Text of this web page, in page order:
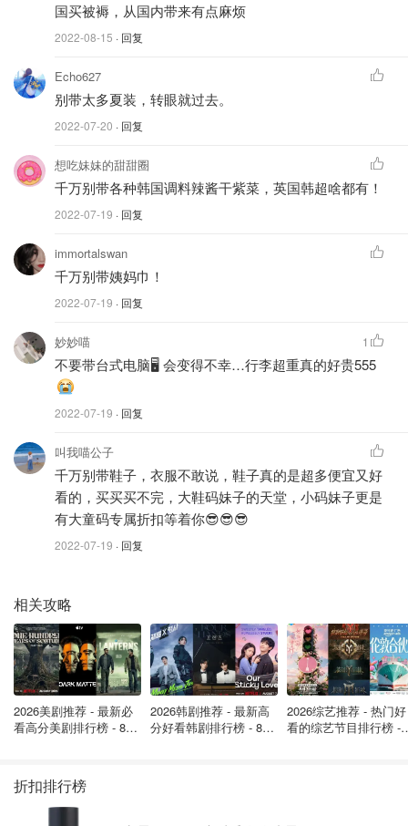
国买被褥，从国内带来有点麻烦
2022-08-15 · 回复
Echo627
别带太多夏装，转眼就过去。
2022-07-20 · 回复
想吃妹妹的甜甜圈
千万别带各种韩国调料辣酱干紫菜，英国韩超啥都有！
2022-07-19 · 回复
immortalswan
千万别带姨妈巾！
2022-07-19 · 回复
妙妙喵
不要带台式电脑🖥️ 会变得不幸…行李超重真的好贵555
2022-07-19 · 回复
1
叫我喵公子
千万别带鞋子，衣服不敢说，鞋子真的是超多便宜又好
看的，买买买不完，大鞋码妹子的天堂，小码妹子更是
有大童码专属折扣等着你😎😎😎
2022-07-19 · 回复
相关攻略
2026美剧推荐 - 最新必
看高分美剧排行榜 - 8月
2026韩剧推荐 - 最新高
分好看韩剧排行榜 - 8月
2026综艺推荐 - 热门好
看的综艺节目排行榜 -
折扣排行榜